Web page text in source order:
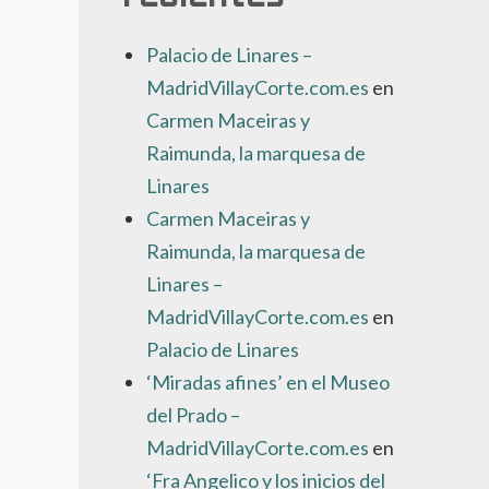
Palacio de Linares –
MadridVillayCorte.com.es en
Carmen Maceiras y
Raimunda, la marquesa de
Linares
Carmen Maceiras y
Raimunda, la marquesa de
Linares –
MadridVillayCorte.com.es en
Palacio de Linares
‘Miradas afines’ en el Museo
del Prado –
MadridVillayCorte.com.es en
‘Fra Angelico y los inicios del